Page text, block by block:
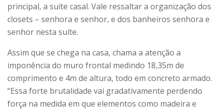
principal, a suíte casal. Vale ressaltar a organização dos
closets – senhora e senhor, e dos banheiros senhora e
senhor nesta suíte.
Assim que se chega na casa, chama a atenção a
imponência do muro frontal medindo 18,35m de
comprimento e 4m de altura, todo em concreto armado.
“Essa forte brutalidade vai gradativamente perdendo
força na medida em que elementos como madeira e